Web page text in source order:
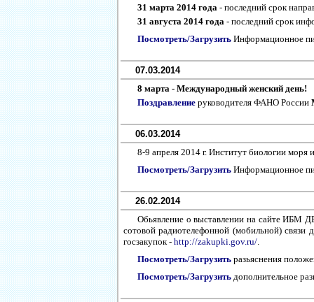
31 марта 2014 года - последний срок
31 августа 2014 года - последний срок
Посмотреть/Загрузить Информационное
07.03.2014
8 марта - Международный женский день!
Поздравление руководителя ФАНО России
06.03.2014
8-9 апреля 2014 г. Институт биологии
Посмотреть/Загрузить Информационное
26.02.2014
Обьявление о выставлении на сайте ИБМ
сотовой радиотелефонной (мобильной)
госзакупок - http://zakupki.gov.ru/.
Посмотреть/Загрузить разьяснения
Посмотреть/Загрузить дополнительное